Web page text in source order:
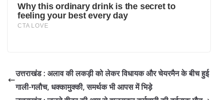
उत्तराखंड : अलाव की लकड़ी को लेकर विधायक और चेयरमैन के बीच हुई
गाली-गलौच, धक्कामुक्की, समर्थक भी आपस में भिड़े